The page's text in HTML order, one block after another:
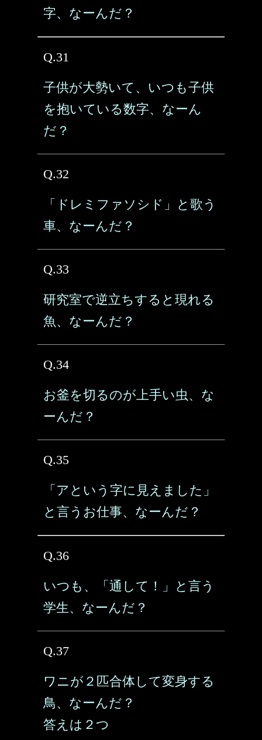
字、なーんだ？
Q.31
子供が大勢いて、いつも子供
を抱いている数字、なーん
だ？
Q.32
「ドレミファソシド」と歌う
車、なーんだ？
Q.33
研究室で逆立ちすると現れる
魚、なーんだ？
Q.34
お釜を切るのが上手い虫、な
ーんだ？
Q.35
「アという字に見えました」
と言うお仕事、なーんだ？
Q.36
いつも、「通して！」と言う
学生、なーんだ？
Q.37
ワニが２匹合体して変身する
鳥、なーんだ？
答えは２つ